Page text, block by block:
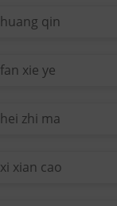
huang qin
fan xie ye
hei zhi ma
xi xian cao